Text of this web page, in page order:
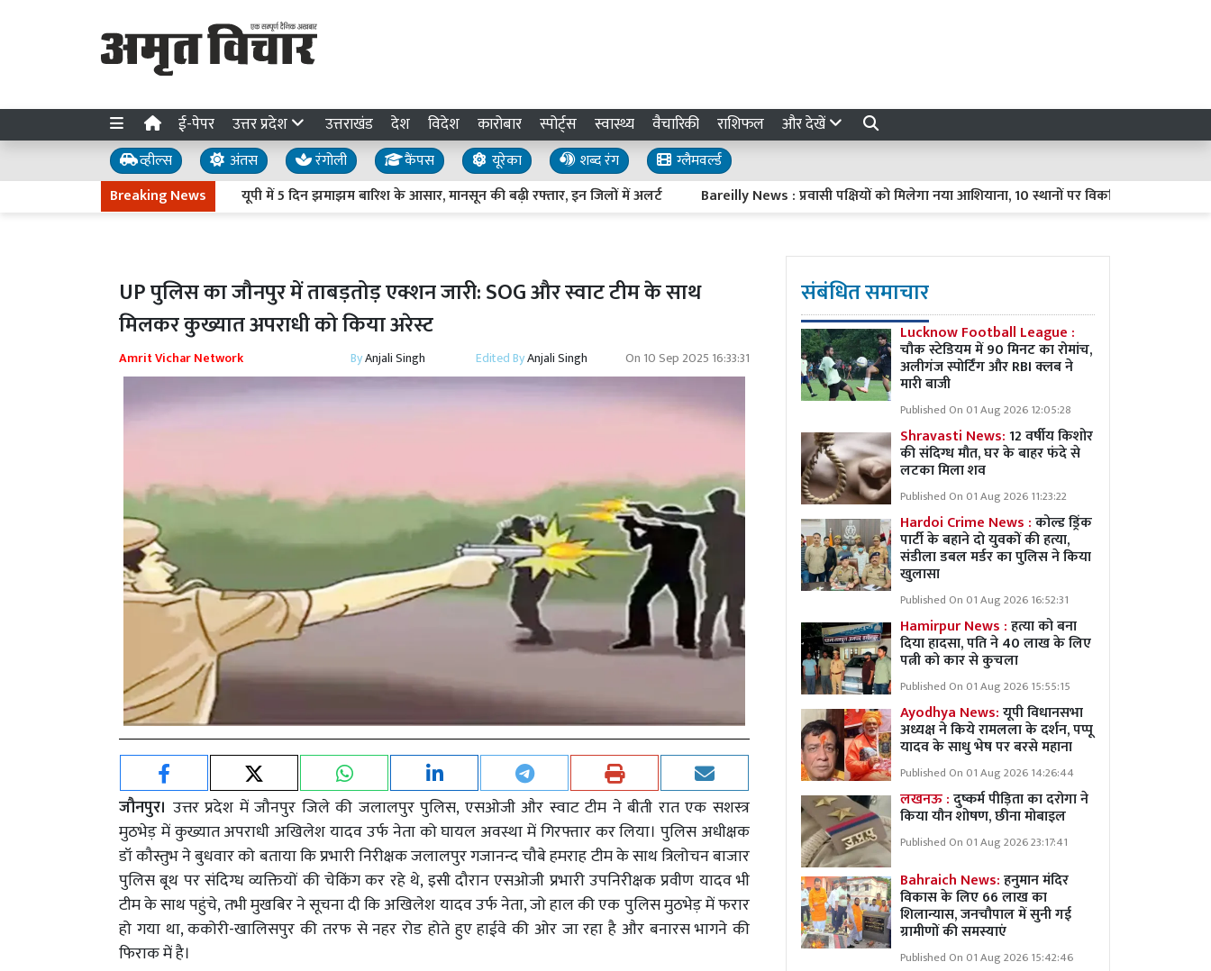
ई-पेपर उत्तर प्रदेश उत्तराखंड देश विदेश कारोबार स्पोर्ट्स स्वास्थ्य वैचारिकी राशिफल और देखें
व्हील्स अंतस रंगोली कैंपस यूरेका शब्द रंग
ग्लैमवर्ल्ड
Breaking News
यूपी में 5 दिन झमाझम बारिश के आसार, मानसून की बढ़ी रफ्तार, इन जिलों में अलर्ट Bareilly News : प्रवासी पक्षियों को मिलेगा नया आशियाना, 10 स्थानों पर विकसित होंगे प्राकृतिक ठिकाने
UP पुलिस का जौनपुर में ताबड़तोड़ एक्शन जारी: SOG और स्वाट टीम के साथ
मिलकर कुख्यात अपराधी को किया अरेस्ट
Amrit Vichar Network ByAnjali Singh Edited ByAnjali Singh On 10 Sep 2025 16:33:31
जौनपुर। उत्तर प्रदेश में जौनपुर जिले की जलालपुर पुलिस, एसओजी और स्वाट टीम ने बीती रात एक सशस्त्र
मुठभेड़ में कुख्यात अपराधी अखिलेश यादव उर्फ नेता को घायल अवस्था में गिरफ्तार कर लिया। पुलिस अधीक्षक
डॉ कौस्तुभ ने बुधवार को बताया कि प्रभारी निरीक्षक जलालपुर गजानन्द चौबे हमराह टीम के साथ त्रिलोचन बाजार
पुलिस बूथ पर संदिग्ध व्यक्तियों की चेकिंग कर रहे थे, इसी दौरान एसओजी प्रभारी उपनिरीक्षक प्रवीण यादव भी
टीम के साथ पहुंचे, तभी मुखबिर ने सूचना दी कि अखिलेश यादव उर्फ नेता, जो हाल की एक पुलिस मुठभेड़ में फरार
हो गया था, ककोरी-खालिसपुर की तरफ से नहर रोड होते हुए हाईवे की ओर जा रहा है और बनारस भागने की
फिराक में है।
संबंधित समाचार
Lucknow Football League :
चौक स्टेडियम में 90 मिनट का रोमांच,
अलीगंज स्पोर्टिंग और RBI क्लब ने
मारी बाजी
Published On 01 Aug 2026 12:05:28
Shravasti News:12 वर्षीय किशोर
की संदिग्ध मौत, घर के बाहर फंदे से
लटका मिला शव
Published On 01 Aug 2026 11:23:22
Hardoi Crime News :कोल्ड ड्रिंक
पार्टी के बहाने दो युवकों की हत्या,
संडीला डबल मर्डर का पुलिस ने किया
खुलासा
Published On 01 Aug 2026 16:52:31
Hamirpur News :हत्या को बना
दिया हादसा, पति ने 40 लाख के लिए
पत्नी को कार से कुचला
Published On 01 Aug 2026 15:55:15
Ayodhya News:यूपी विधानसभा
अध्यक्ष ने किये रामलला के दर्शन, पप्पू
यादव के साधु भेष पर बरसे महाना
Published On 01 Aug 2026 14:26:44
लखनऊ :दुष्कर्म पीड़िता का दरोगा ने
किया यौन शोषण, छीना मोबाइल
Published On 01 Aug 2026 23:17:41
Bahraich News:हनुमान मंदिर
विकास के लिए 66 लाख का
शिलान्यास, जनचौपाल में सुनी गई
ग्रामीणों की समस्याएं
Published On 01 Aug 2026 15:42:46